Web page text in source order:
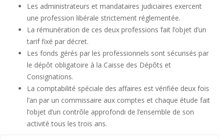
Les administrateurs et mandataires judiciaires exercent
une profession libérale strictement réglementée.
La rémunération de ces deux professions fait l’objet d’un
tarif fixé par décret.
Les fonds gérés par les professionnels sont sécurisés par
le dépôt obligatoire à la Caisse des Dépôts et
Consignations.
La comptabilité spéciale des affaires est vérifiée deux fois
l’an par un commissaire aux comptes et chaque étude fait
l’objet d’un contrôle approfondi de l’ensemble de son
activité tous les trois ans.